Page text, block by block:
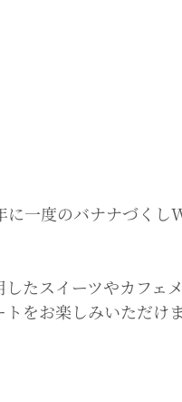
一度のバナナづく
たスイーツやカフェ
をお楽しみいただけま